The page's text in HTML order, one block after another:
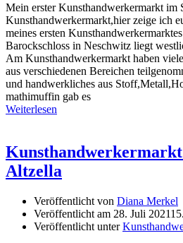
Mein erster Kunsthandwerkermarkt im
Kunsthandwerkermarkt,hier zeige ich
meines ersten
Barockschloss in Neschwitz liegt
Am Kunsthandwerkermarkt haben
aus verschiedenen Bereichen
und handwerkliches aus
mathimuffin gab es
Weiterlesen
Altzella
Veröffentlicht von Diana Merkel
Veröffentlicht am 28. Juli 2021
Veröffentlicht unter